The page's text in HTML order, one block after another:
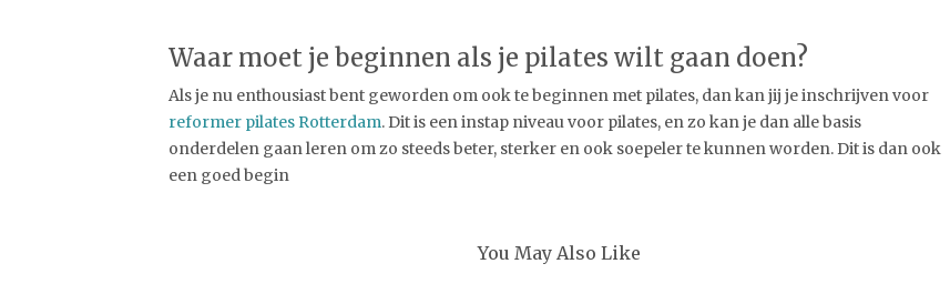
Waar moet je beginnen als je pilates wilt gaan doen?
Als je nu enthousiast bent geworden om ook te beginnen met pilates, dan kan jij je inschrijven voor
reformer pilates Rotterdam. Dit is een instap niveau voor pilates, en zo kan je dan alle basis
onderdelen gaan leren om zo steeds beter, sterker en ook soepeler te kunnen worden. Dit is dan ook
een goed begin
You May Also Like